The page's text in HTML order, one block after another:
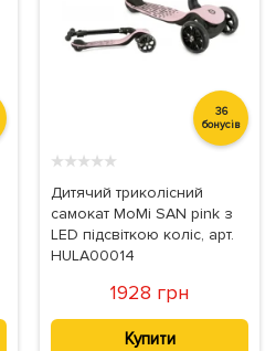
36
бонусів
★★★★★
Дитячий триколісний
самокат MoMi SAN pink з
LED підсвіткою коліс, арт.
HULA00014
1928 грн
Купити